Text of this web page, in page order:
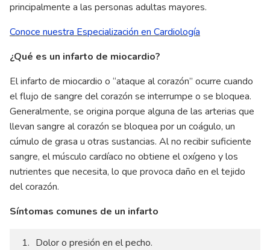
principalmente a las personas adultas mayores.
Conoce nuestra Especialización en Cardiología
¿Qué es un infarto de miocardio?
El infarto de miocardio o “ataque al corazón” ocurre cuando
el flujo de sangre del corazón se interrumpe o se bloquea.
Generalmente, se origina porque alguna de las arterias que
llevan sangre al corazón se bloquea por un coágulo, un
cúmulo de grasa u otras sustancias. Al no recibir suficiente
sangre, el músculo cardíaco no obtiene el oxígeno y los
nutrientes que necesita, lo que provoca daño en el tejido
del corazón.
Síntomas comunes de un infarto
Dolor o presión en el pecho.